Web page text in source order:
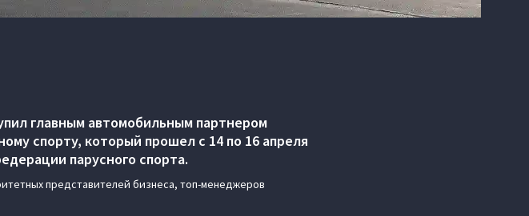
главным автомобильным партнером
спорту, который прошел с 14 по 16 апреля
парусного спорта.
представителей бизнеса, топ-менеджеров